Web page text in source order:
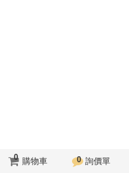
0 購物車 0 詢價單